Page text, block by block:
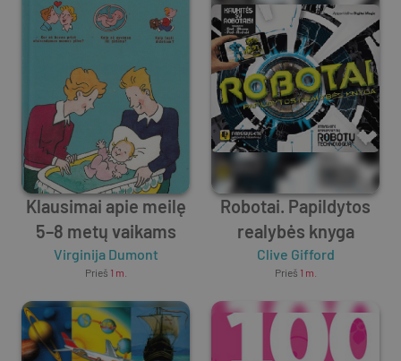
Klausimai apie meilę
5–8 metų vaikams
Virginija Dumont
Prieš 1 m.
Robotai. Papildytos
realybės knyga
Clive Gifford
Prieš 1 m.